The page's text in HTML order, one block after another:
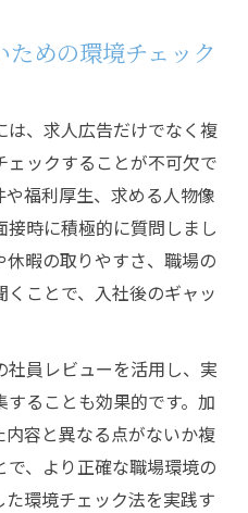
めの環境チェック
、求人広告だけでなく複
ックすることが不可欠で
福利厚生、求める人物像
時に積極的に質問しまし
暇の取りやすさ、職場の
ことで、入社後のギャッ
社員レビューを活用し、実
ることも効果的です。加
容と異なる点がないか複
、より正確な職場環境の
環境チェック法を実践す